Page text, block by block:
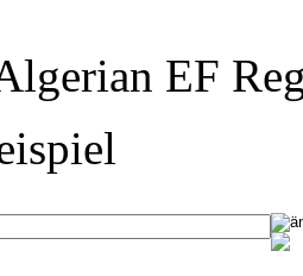
EF